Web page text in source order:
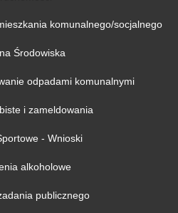
komunalnego/socjalnego
Środowiska
odpadami komunalnymi
i zameldowania
- Wnioski
alkoholowe
publicznego